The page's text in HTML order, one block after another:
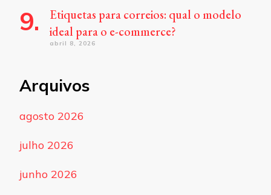
Etiquetas para correios: qual o modelo
ideal para o e-commerce?
abril 8, 2026
Arquivos
agosto 2026
julho 2026
junho 2026